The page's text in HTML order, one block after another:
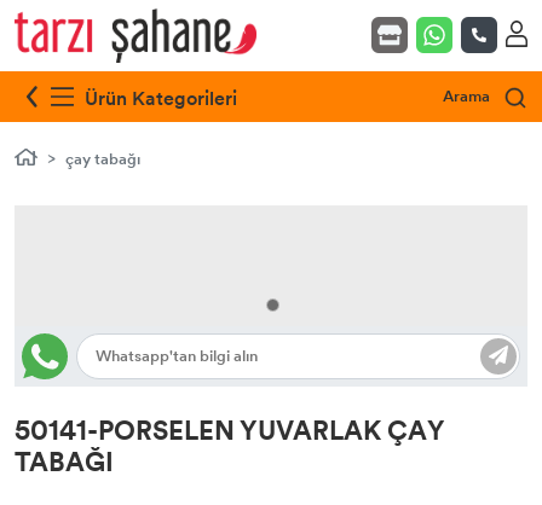
Ürün Kategorileri Arama
çay tabağı
50141-PORSELEN YUVARLAK ÇAY
TABAĞI